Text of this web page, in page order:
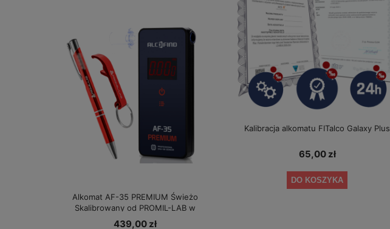
Alkomat AF-35 PREMIUM Świeżo
Skalibrowany od PROMIL-LAB w
specjalnej cenie!
439,00 zł
Kalibracja alkomatu FITalco Galaxy Plus
65,00 zł
DO KOSZYKA